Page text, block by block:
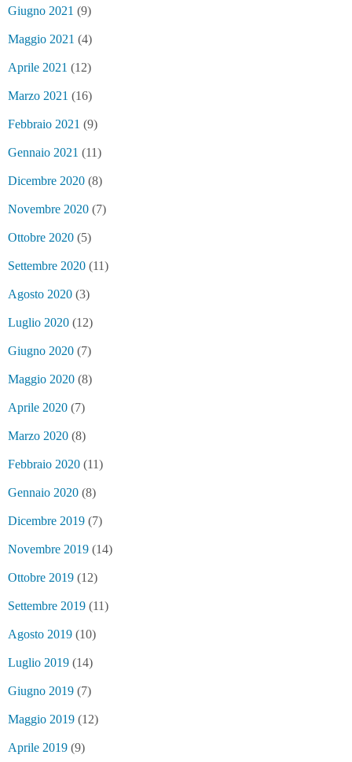
Giugno 2021 (9)
Maggio 2021 (4)
Aprile 2021 (12)
Marzo 2021 (16)
Febbraio 2021 (9)
Gennaio 2021 (11)
Dicembre 2020 (8)
Novembre 2020 (7)
Ottobre 2020 (5)
Settembre 2020 (11)
Agosto 2020 (3)
Luglio 2020 (12)
Giugno 2020 (7)
Maggio 2020 (8)
Aprile 2020 (7)
Marzo 2020 (8)
Febbraio 2020 (11)
Gennaio 2020 (8)
Dicembre 2019 (7)
Novembre 2019 (14)
Ottobre 2019 (12)
Settembre 2019 (11)
Agosto 2019 (10)
Luglio 2019 (14)
Giugno 2019 (7)
Maggio 2019 (12)
Aprile 2019 (9)